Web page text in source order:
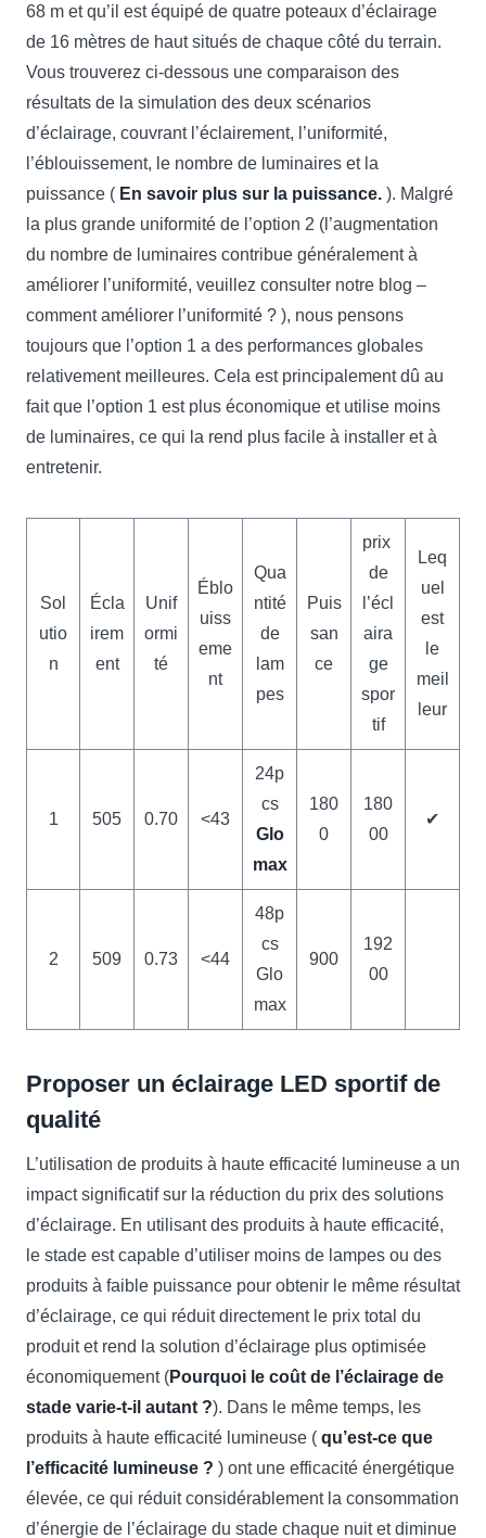
68 m et qu’il est équipé de quatre poteaux d’éclairage
de 16 mètres de haut situés de chaque côté du terrain.
Vous trouverez ci-dessous une comparaison des
résultats de la simulation des deux scénarios
d’éclairage, couvrant l’éclairement, l’uniformité,
l’éblouissement, le nombre de luminaires et la
puissance ( En savoir plus sur la puissance. ). Malgré
la plus grande uniformité de l’option 2 (l’augmentation
du nombre de luminaires contribue généralement à
améliorer l’uniformité, veuillez consulter notre blog –
comment améliorer l’uniformité ? ), nous pensons
toujours que l’option 1 a des performances globales
relativement meilleures. Cela est principalement dû au
fait que l’option 1 est plus économique et utilise moins
de luminaires, ce qui la rend plus facile à installer et à
entretenir.
Sol
utio
n
Écla
irem
ent
Unif
ormi
té
Éblo
uiss
eme
nt
Qua
ntité
de
lam
pes
Puis
san
ce
prix ​​​​
de
l’écl
aira
ge
spor
tif
Leq
uel
est
le
meil
leur
1 505 0.70 <43
24p
cs
Glo
max
180
0
180
00
✔
2 509 0.73 <44
48p
cs
Glo
max
900
192
00
Proposer un éclairage LED sportif de
qualité
L’utilisation de produits à haute efficacité lumineuse a un
impact significatif sur la réduction du prix des solutions
d’éclairage. En utilisant des produits à haute efficacité,
le stade est capable d’utiliser moins de lampes ou des
produits à faible puissance pour obtenir le même résultat
d’éclairage, ce qui réduit directement le prix total du
produit et rend la solution d’éclairage plus optimisée
économiquement (Pourquoi le coût de l’éclairage de
stade varie-t-il autant ?). Dans le même temps, les
produits à haute efficacité lumineuse ( qu’est-ce que
l’efficacité lumineuse ? ) ont une efficacité énergétique
élevée, ce qui réduit considérablement la consommation
d’énergie de l’éclairage du stade chaque nuit et diminue